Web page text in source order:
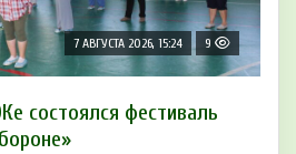
7 АВГУСТА 2026, 15:24 9
состоялся фестиваль